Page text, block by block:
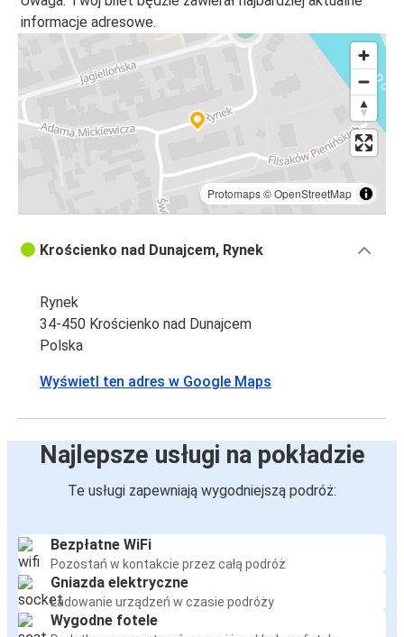
Krościenko nad Dunajcem
Władysławowo
Port Lotniczy Gdańsk
Krościenko nad Dunajcem
Krościenko nad Dunajcem
Łeba
Gdynia
Krościenko nad Dunajcem
Krościenko nad Dunajcem
Gdynia
Gdańsk
Krościenko nad Dunajcem
Kluszkowce
informacje adresowe.
Protomaps©OpenStreetMap
Krościenko nad Dunajcem, Rynek
Rynek
34-450 Krościenko nad Dunajcem
Polska
Wyświetl ten adres w Google Maps
Najlepsze usługi na pokładzie
Te usługi zapewniają wygodniejszą podróż:
Bezpłatne WiFi
Pozostań w kontakcie przez całą podróż
Gniazda elektryczne
Ładowanie urządzeń w czasie podróży
Wygodne fotele